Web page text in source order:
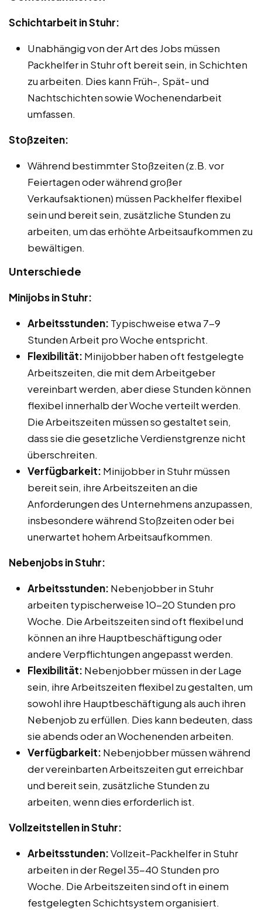
Schichtarbeit in Stuhr:
Unabhängig von der Art des Jobs müssen
Packhelfer in Stuhr oft bereit sein, in Schichten
zu arbeiten. Dies kann Früh-, Spät- und
Nachtschichten sowie Wochenendarbeit
umfassen.
Stoßzeiten:
Während bestimmter Stoßzeiten (z.B. vor
Feiertagen oder während großer
Verkaufsaktionen) müssen Packhelfer flexibel
sein und bereit sein, zusätzliche Stunden zu
arbeiten, um das erhöhte Arbeitsaufkommen zu
bewältigen.
Unterschiede
Minijobs in Stuhr:
Arbeitsstunden: Typischweise etwa 7-9
Stunden Arbeit pro Woche entspricht.
Flexibilität: Minijobber haben oft festgelegte
Arbeitszeiten, die mit dem Arbeitgeber
vereinbart werden, aber diese Stunden können
flexibel innerhalb der Woche verteilt werden.
Die Arbeitszeiten müssen so gestaltet sein,
dass sie die gesetzliche Verdienstgrenze nicht
überschreiten.
Verfügbarkeit: Minijobber in Stuhr müssen
bereit sein, ihre Arbeitszeiten an die
Anforderungen des Unternehmens anzupassen,
insbesondere während Stoßzeiten oder bei
unerwartet hohem Arbeitsaufkommen.
Nebenjobs in Stuhr:
Arbeitsstunden: Nebenjobber in Stuhr
arbeiten typischerweise 10-20 Stunden pro
Woche. Die Arbeitszeiten sind oft flexibel und
können an ihre Hauptbeschäftigung oder
andere Verpflichtungen angepasst werden.
Flexibilität: Nebenjobber müssen in der Lage
sein, ihre Arbeitszeiten flexibel zu gestalten, um
sowohl ihre Hauptbeschäftigung als auch ihren
Nebenjob zu erfüllen. Dies kann bedeuten, dass
sie abends oder an Wochenenden arbeiten.
Verfügbarkeit: Nebenjobber müssen während
der vereinbarten Arbeitszeiten gut erreichbar
und bereit sein, zusätzliche Stunden zu
arbeiten, wenn dies erforderlich ist.
Vollzeitstellen in Stuhr:
Arbeitsstunden:Vollzeit-Packhelfer in Stuhr
arbeiten in der Regel 35-40 Stunden pro
Woche. Die Arbeitszeiten sind oft in einem
festgelegten Schichtsystem organisiert.